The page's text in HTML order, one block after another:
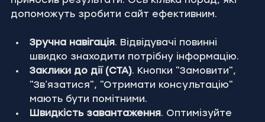
допоможуть зробити сайт ефективним.
Зручна навігація. Відвідувачі повинні
швидко знаходити потрібну інформацію.
Заклики до дії (CTA). Кнопки "Замовити",
"Зв’язатися", "Отримати консультацію"
мають бути помітними.
Швидкість завантаження. Оптимізуйте